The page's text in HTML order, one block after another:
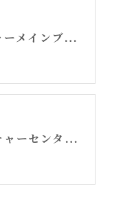
セントジャーメインブレッシングカード「リセット」グリッド画像
高崎カルチャーセンターでのエンジェルカード講座スタート